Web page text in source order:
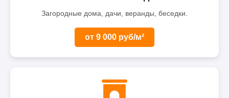
Загородные дома, дачи, веранды, беседки.
от 9 000 руб/м²